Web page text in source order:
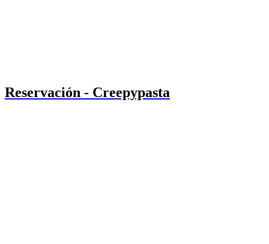
Reservación - Creepypasta